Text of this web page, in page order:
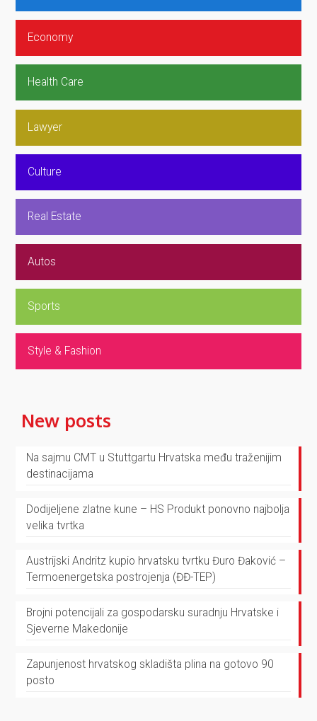
Economy
Health Care
Lawyer
Culture
Real Estate
Autos
Sports
Style & Fashion
New posts
Na sajmu CMT u Stuttgartu Hrvatska među traženijim
destinacijama
Dodijeljene zlatne kune – HS Produkt ponovno najbolja
velika tvrtka
Austrijski Andritz kupio hrvatsku tvrtku Đuro Đaković –
Termoenergetska postrojenja (ĐĐ-TEP)
Brojni potencijali za gospodarsku suradnju Hrvatske i
Sjeverne Makedonije
Zapunjenost hrvatskog skladišta plina na gotovo 90
posto